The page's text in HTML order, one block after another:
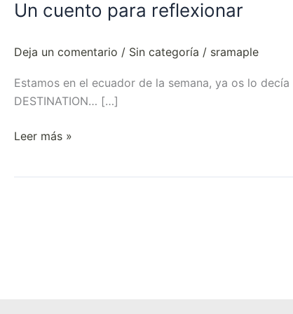
Un cuento para reflexionar
Deja un comentario / Sin categoría / sramaple
Estamos en el ecuador de la semana, ya os lo
DESTINATION… […]
Leer más »